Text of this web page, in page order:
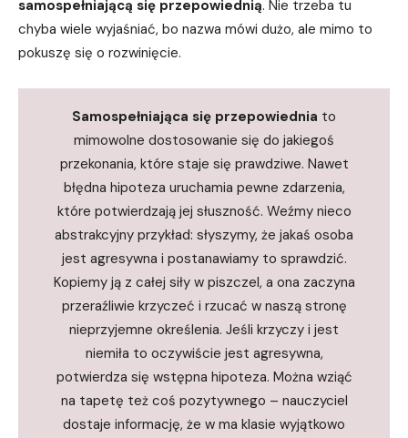
samospełniającą się przepowiednią. Nie trzeba tu
chyba wiele wyjaśniać, bo nazwa mówi dużo, ale mimo to
pokuszę się o rozwinięcie.
Samospełniająca się przepowiednia to
mimowolne dostosowanie się do jakiegoś
przekonania, które staje się prawdziwe. Nawet
błędna hipoteza uruchamia pewne zdarzenia,
które potwierdzają jej słuszność. Weźmy nieco
abstrakcyjny przykład: słyszymy, że jakaś osoba
jest agresywna i postanawiamy to sprawdzić.
Kopiemy ją z całej siły w piszczel, a ona zaczyna
przeraźliwie krzyczeć i rzucać w naszą stronę
nieprzyjemne określenia. Jeśli krzyczy i jest
niemiła to oczywiście jest agresywna,
potwierdza się wstępna hipoteza. Można wziąć
na tapetę też coś pozytywnego – nauczyciel
dostaje informację, że w ma klasie wyjątkowo